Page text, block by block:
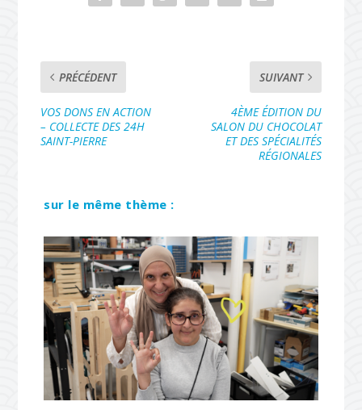
PRÉCÉDENT
VOS DONS EN ACTION
– COLLECTE DES 24H
SAINT-PIERRE
SUIVANT
4ÈME ÉDITION DU
SALON DU CHOCOLAT
ET DES SPÉCIALITÉS
RÉGIONALES
sur le même thème :